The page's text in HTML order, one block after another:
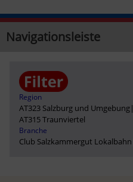
Navigationsleiste
Region
AT323 Salzburg und Umgebung|
AT315 Traunviertel
Branche
Club Salzkammergut Lokalbahn